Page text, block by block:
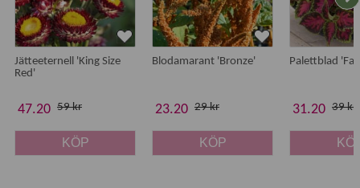
Jätteeternell 'King Size
Red'
47.20 59 kr
KÖP
Blodamarant 'Bronze'
23.20 29 kr
KÖP
Palettblad
31.20 39 kr